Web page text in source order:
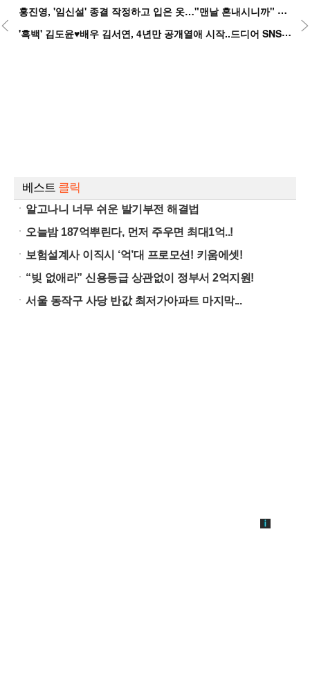
홍
진영, '임신설' 종결 작정하고 입은 옷…"맨날 혼내시니까" 억울
'
흑백' 김도윤♥배우 김서연, 4년만 공개열애 시작..드디어 SNS에 노출 [핫피...